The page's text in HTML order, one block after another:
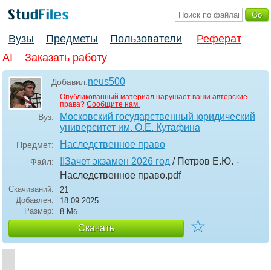
Вузы Предметы Пользователи
Реферат
AI
Заказать работу
Добавил:neus500
Опубликованный материал нарушает ваши авторские
права? Сообщите нам.
Вуз:
Московский государственный юридический
университет им. О.Е. Кутафина
Предмет: Наследственное право
Файл: !!Зачет экзамен 2026 год / Петров Е.Ю. -
Наследственное право.pdf
Скачиваний:
21
Добавлен:
18.09.2025
Размер:
8 Мб
Скачать ☆